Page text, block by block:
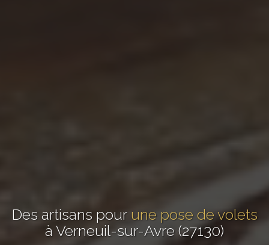
Des artisans pour une pose de volets
à Verneuil-sur-Avre (27130)